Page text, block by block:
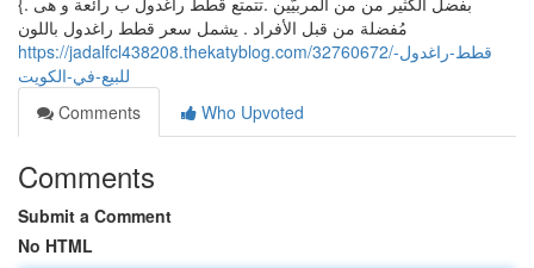
مُفضلة من قبل الأفراد . يشمل سعر قطط راغدول باللون
https://jadalfcl438208.thekatyblog.com/32760672/قطط-راغدول-
للبيع-في-الكويت
Comments
Who Upvoted
Comments
Submit a Comment
No HTML